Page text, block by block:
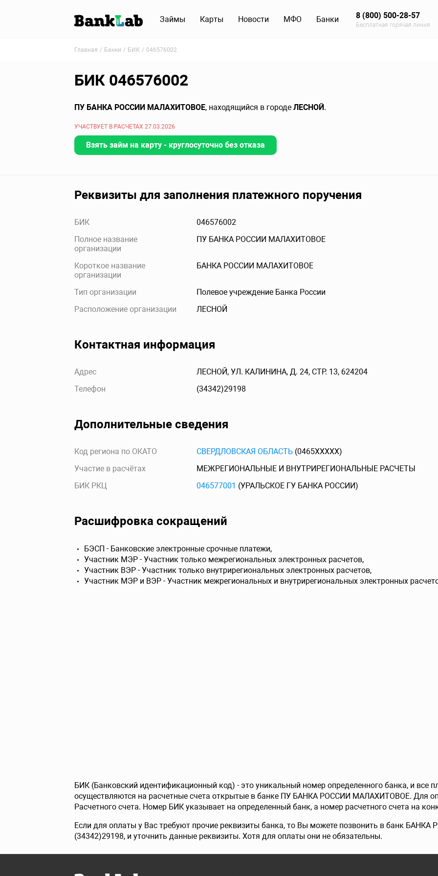
Займы Карты Новости МФО Банки 8 (800) 500-28-57
Бесплатная горячая линия
Главная Банки БИК 046576002
БИК 046576002
ПУ БАНКА РОССИИ МАЛАХИТОВОЕ, находящийся в городе ЛЕСНОЙ.
УЧАСТВУЕТ В РАСЧЕТАХ 27.03.2026
Взять займ на карту - круглосуточно без отказа
Реквизиты для заполнения платежного поручения
БИК
046576002
Полное название
организации
ПУ БАНКА РОССИИ МАЛАХИТОВОЕ
Короткое название
организации
БАНКА РОССИИ МАЛАХИТОВОЕ
Тип организации
Полевое учреждение Банка России
Расположение организации
ЛЕСНОЙ
Контактная информация
Адрес
ЛЕСНОЙ, УЛ. КАЛИНИНА, Д. 24, СТР. 13, 624204
Телефон
(34342)29198
Дополнительные сведения
Код региона по ОКАТО СВЕРДЛОВСКАЯ ОБЛАСТЬ (0465XXXXX)
Участие в расчётах
МЕЖРЕГИОНАЛЬНЫЕ И ВНУТРИРЕГИОНАЛЬНЫЕ РАСЧЕТЫ
БИК РКЦ
046577001 (УРАЛЬСКОЕ ГУ БАНКА РОССИИ)
Расшифровка сокращений
БЭСП - Банковские электронные срочные платежи,
Участник МЭР - Участник только межрегиональных электронных расчетов,
Участник ВЭР - Участник только внутрирегиональных электронных расчетов,
Участник МЭР и ВЭР - Участник межрегиональных и внутрирегиональных электронных
БИК (Банковский идентификационный код) - это уникальный номер определенного банка, и все
осуществляются на расчетные счета открытые в банке ПУ БАНКА РОССИИ МАЛАХИТОВОЕ. Для
Расчетного счета. Номер БИК указывает на определенный банк, а номер расчетного счета на
Если для оплаты у Вас требуют прочие реквизиты банка, то Вы можете позвонить в банк
(34342)29198, и уточнить данные реквизиты. Хотя для оплаты они не обязательны.